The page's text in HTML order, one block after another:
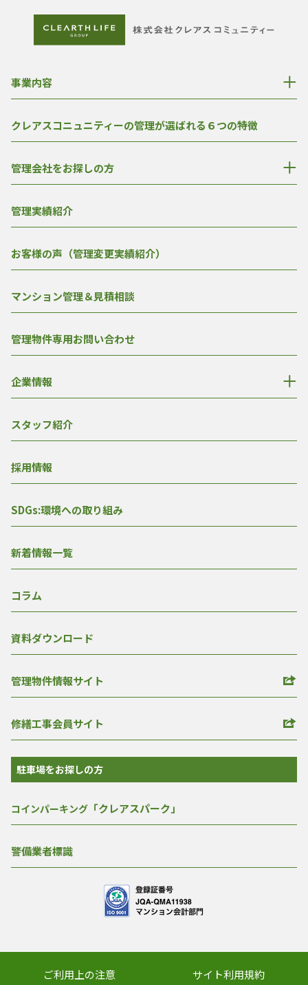
事業内容
クレアスコニュニティーの管理が選ばれる６つの特徴
管理会社をお探しの方
管理実績紹介
お客様の声（管理変更実績紹介）
マンション管理＆見積相談
管理物件専用お問い合わせ
企業情報
スタッフ紹介
採用情報
SDGs:環境への取り組み
新着情報一覧
コラム
資料ダウンロード
管理物件情報サイト
修繕工事会員サイト
駐車場をお探しの方
コインパーキング 「クレアスパーク」
警備業者標識
ご利用上の注意 サイト利用規約